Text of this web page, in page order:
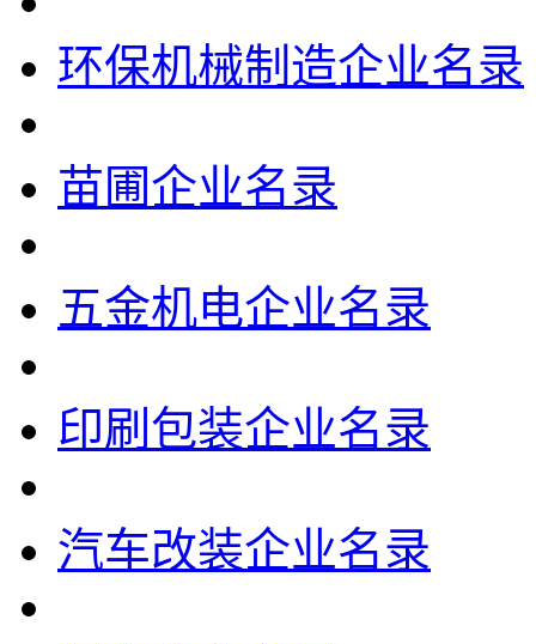
环保机械制造企业名录
苗圃企业名录
五金机电企业名录
印刷包装企业名录
汽车改装企业名录